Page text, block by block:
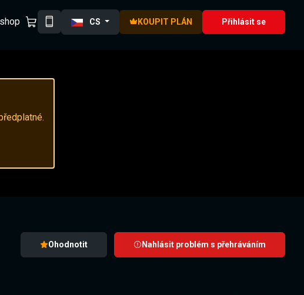
CS KOUPIT PLÁN Přihlásit se
Ohodnotit Nahlásit problém s přehráváním